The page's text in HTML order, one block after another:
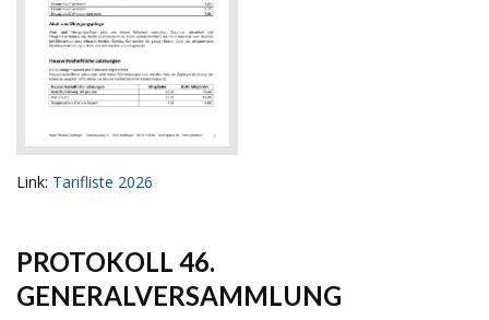
Link: Tarifliste 2026
PROTOKOLL 46.
GENERALVERSAMMLUNG